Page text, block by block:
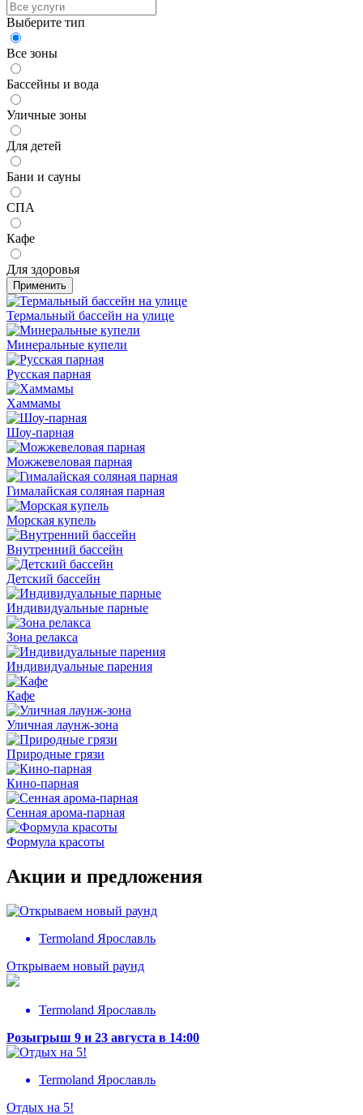
Выберите тип
Все зоны
Бассейны и вода
Уличные зоны
Для детей
Бани и сауны
СПА
Кафе
Для здоровья
Применить
Термальный бассейн на улице
Минеральные купели
Русская парная
Хаммамы
Шоу-парная
Можжевеловая парная
Гималайская соляная парная
Морская купель
Внутренний бассейн
Детский бассейн
Индивидуальные парные
Зона релакса
Индивидуальные парения
Кафе
Уличная лаунж-зона
Природные грязи
Кино-парная
Сенная арома-парная
Формула красоты
Акции и предложения
Termoland Ярославль
Открываем новый раунд
Termoland Ярославль
Розыгрыш 9 и 23 августа в 14:00
Termoland Ярославль
Отдых на 5!